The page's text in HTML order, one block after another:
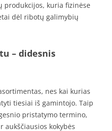
kuria fizinėse
dėl ribotų galimybių
– didesnis
nes kai kurias
tiesiai iš gamintojo. Taip
pristatymo termino,
aukščiausios kokybės